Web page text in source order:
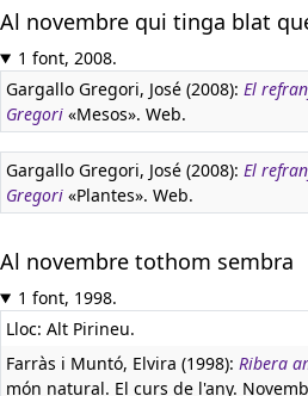
Al novembre qui tinga blat
1 font, 2008.
Gargallo Gregori, José (2008): El
Gregori «Mesos». Web.
Gargallo Gregori, José (2008): El
Gregori «Plantes». Web.
Al novembre tothom sembra
1 font, 1998.
Lloc: Alt Pirineu.
Farràs i Muntó, Elvira (1998): Ribera
món natural. El curs de l'any.